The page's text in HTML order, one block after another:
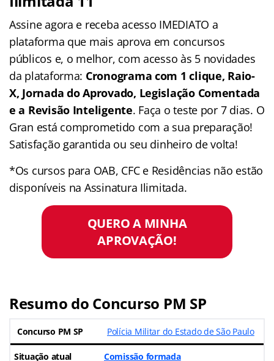
Assine agora e receba acesso IMEDIATO a
plataforma que mais aprova em concursos
públicos e, o melhor, com acesso às 5 novidades
da plataforma: Cronograma com 1 clique, Raio-
X, Jornada do Aprovado, Legislação Comentada
e a Revisão Inteligente. Faça o teste por 7 dias. O
Gran está comprometido com a sua preparação!
Satisfação garantida ou seu dinheiro de volta!
*Os cursos para OAB, CFC e Residências não estão
disponíveis na Assinatura Ilimitada.
QUERO A MINHA
APROVAÇÃO!
Resumo do Concurso PM SP
Concurso PM SP Polícia Militar do Estado de São Paulo
Situação atual Comissão formada